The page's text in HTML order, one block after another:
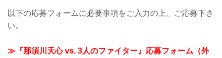
以下の応募フォームに必要事項をご入力の上、ご応募下さ
い。
≫『那須川天心 vs. 3人のファイター』応募フォーム（外